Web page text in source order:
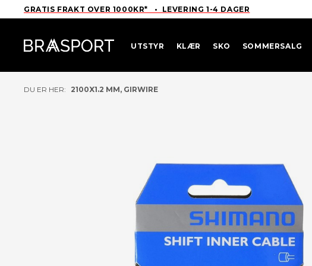
GRATIS FRAKT OVER 1000KR* • LEVERING 1-4 DAGER
UTSTYR KLÆR SKO SOMMERSALG
DU ER HER: 2100X1.2 MM, GIRWIRE